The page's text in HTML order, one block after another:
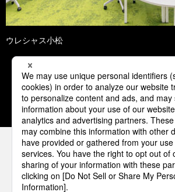
ウレシャス小松
1 2 3 4 5
パナソニックの電気設備 SNS